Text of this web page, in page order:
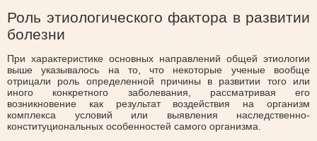
Роль этиологического фактора в развитии
болезни
При характеристике основных направлений общей этиологии
выше указывалось на то, что некоторые ученые вообще
отрицали роль определенной причины в развитии того или
иного конкретного заболевания, рассматривая его
возникновение как результат воздействия на организм
комплекса условий или выявления наследственно-
конституциональных особенностей самого организма.